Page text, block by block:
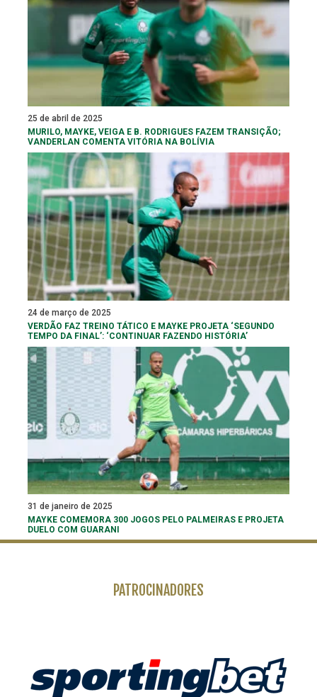
25 de abril de 2025
MURILO, MAYKE, VEIGA E B. RODRIGUES FAZEM TRANSIÇÃO;
VANDERLAN COMENTA VITÓRIA NA BOLÍVIA
24 de março de 2025
VERDÃO FAZ TREINO TÁTICO E MAYKE PROJETA ‘SEGUNDO
TEMPO DA FINAL’: ‘CONTINUAR FAZENDO HISTÓRIA’
31 de janeiro de 2025
MAYKE COMEMORA 300 JOGOS PELO PALMEIRAS E PROJETA
DUELO COM GUARANI
PATROCINADORES